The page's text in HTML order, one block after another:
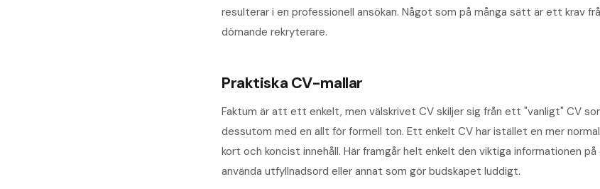
resulterar i en professionell ansökan. Något som på många sätt är ett krav
dömande rekryterare.
Praktiska CV-mallar
Faktum är att ett enkelt, men välskrivet CV skiljer sig från ett "vanligt" CV
dessutom med en allt för formell ton. Ett enkelt CV har istället en mer
kort och koncist innehåll. Här framgår helt enkelt den viktiga informationen
använda utfyllnadsord eller annat som gör budskapet luddigt.